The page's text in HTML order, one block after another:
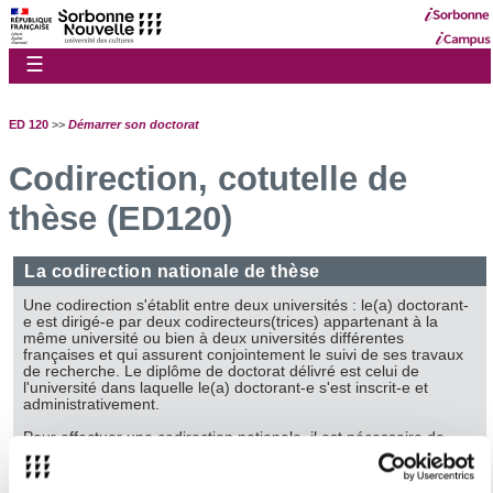
☰
ED 120 >> Démarrer son doctorat
Codirection, cotutelle de
thèse (ED120)
La codirection nationale de thèse
Une codirection s'établit entre deux universités : le(a) doctorant-
e est dirigé-e par deux codirecteurs(trices) appartenant à la
même université ou bien à deux universités différentes
françaises et qui assurent conjointement le suivi de ses travaux
de recherche. Le diplôme de doctorat délivré est celui de
l'université dans laquelle le(a) doctorant-e s'est inscrit-e et
administrativement.
Pour effectuer une codirection nationale, il est nécessaire de
mettre en place une convention de codirection. Une codirection
doit impérativement être faite et demandée à l’école doctorale
.